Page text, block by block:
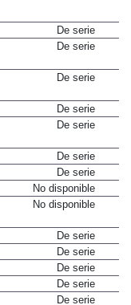
De serie
De serie
De serie
De serie
De serie
De serie
De serie
No disponible
No disponible
De serie
De serie
De serie
De serie
De serie